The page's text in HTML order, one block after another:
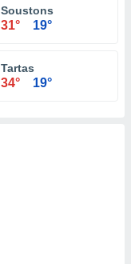
Soustons
31° 19°
Tartas
34° 19°